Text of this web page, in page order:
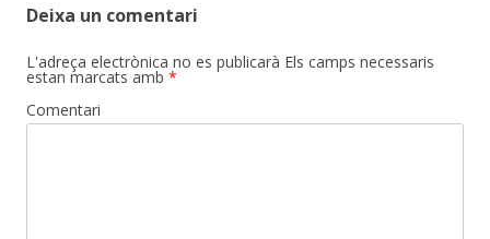
Deixa un comentari
L'adreça electrònica no es publicarà Els camps necessaris
estan marcats amb *
Comentari